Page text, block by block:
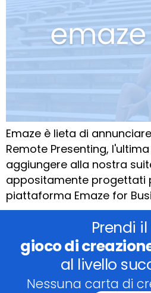
Emaze è lieta di
Remote Presenting,
aggiungere alla nostra
appositamente progettati
piattaforma Emaze for
Prendi
gioco di
al livello
Nessuna carta di